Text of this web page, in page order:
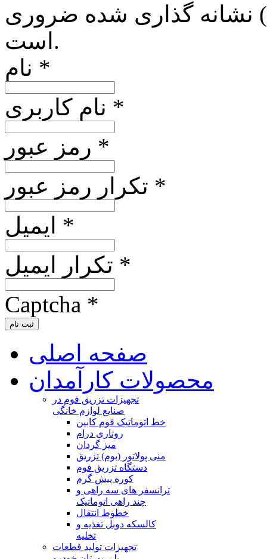
نشانه گذاری شده ضروری
است.
نام *
نام کاربری *
رمز عبور *
تکرار رمز عبور *
ایمیل *
تکرار ایمیل *
Captcha *
ثبت نام
صفحه اصلی
محصولات کارآمدان
تجهیزات تزریق فوم در
صنایع لوازم خانگی
خط اتوماتیک فوم کابین
روتاری درام
میز گردان
منی پولاتور (بوم) تزریق
دستگاه تزریق فوم
کوره پیش گرم
ترانسفر های سه راهی و
چند راهی اتوماتیک
خطوط انتقال
کالسکه دوبل تغذیه و
تخلیه
تجهیزات تولید قطعات